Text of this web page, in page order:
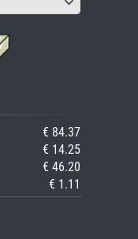
€ 84.37
€ 14.25
€ 46.20
€ 1.11